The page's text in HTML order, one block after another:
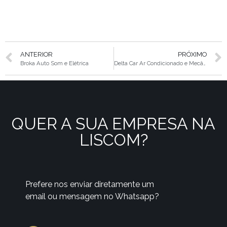
ANTERIOR
Broka Auto Som e Elétrica
PRÓXIMO
Delta Car Ar Condicionado e Mecânica
QUER A SUA EMPRESA NA
LISCOM?
Prefere nos enviar diretamente um
email ou mensagem no Whatsapp?